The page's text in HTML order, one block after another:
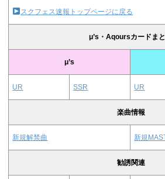
スクフェス速報トップページに戻る
μ’s・Aqoursカードま
μ’s
UR SSR UR
楽曲情報
新規解禁曲 新規
勧誘関連